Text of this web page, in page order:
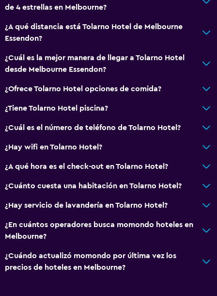
de 4 estrellas en Melbourne?
¿A qué distancia está Tolarno Hotel de Melbourne
Essendon?
¿Cuál es la mejor manera de llegar a Tolarno Hotel
desde Melbourne Essendon?
¿Ofrece Tolarno Hotel opciones de comida?
¿Tiene Tolarno Hotel piscina?
¿Cuál es el número de teléfono de Tolarno Hotel?
¿Hay wifi en Tolarno Hotel?
¿A qué hora es el check-out en Tolarno Hotel?
¿Cuánto cuesta una habitación en Tolarno Hotel?
¿Hay servicio de lavandería en Tolarno Hotel?
¿En cuántos operadores busca momondo hoteles en
Melbourne?
¿Cuándo actualizó momondo por última vez los
precios de hoteles en Melbourne?